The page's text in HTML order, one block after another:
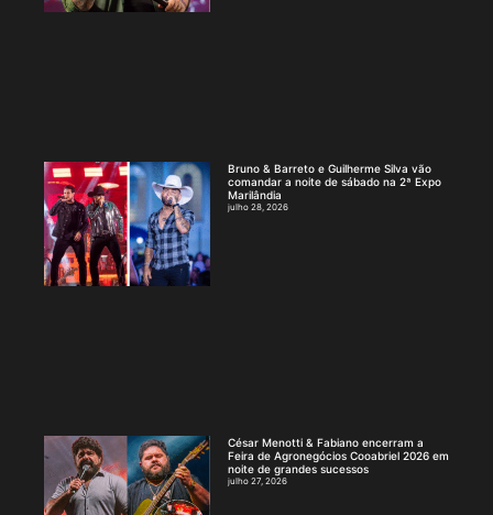
Bruno & Barreto e Guilherme Silva vão
comandar a noite de sábado na 2ª Expo
Marilândia
julho 28, 2026
César Menotti & Fabiano encerram a
Feira de Agronegócios Cooabriel 2026 em
noite de grandes sucessos
julho 27, 2026